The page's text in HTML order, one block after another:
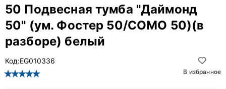
50 Подвесная тумба "Даймонд
50" (ум. Фостер 50/COMO 50)(в
разборе) белый
В избранное
Код:EG010336